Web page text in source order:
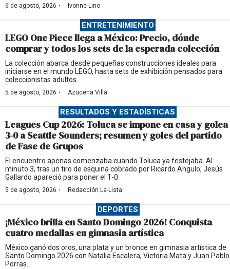
6 de agosto, 2026 · Ivonne Lino
ENTRETENIMIENTO
LEGO One Piece llega a México: Precio, dónde
comprar y todos los sets de la esperada colección
La colección abarca desde pequeñas construcciones ideales para
iniciarse en el mundo LEGO, hasta sets de exhibición pensados para
coleccionistas adultos.
5 de agosto, 2026 · Azucena Villa
RESULTADOS Y ESTADÍSTICAS
Leagues Cup 2026: Toluca se impone en casa y golea
3-0 a Seattle Sounders; resumen y goles del partido
de Fase de Grupos
El encuentro apenas comenzaba cuando Toluca ya festejaba. Al
minuto 3, tras un tiro de esquina cobrado por Ricardo Angulo, Jesús
Gallardo apareció para poner el 1-0.
5 de agosto, 2026 · Redacción La-Lista
DEPORTES
¡México brilla en Santo Domingo 2026! Conquista
cuatro medallas en gimnasia artística
México ganó dos oros, una plata y un bronce en gimnasia artística de
Santo Domingo 2026 con Natalia Escalera, Victoria Mata y Juan Pablo
Porras.